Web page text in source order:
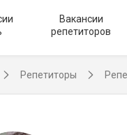
Вакансии
репетиторов
Репетиторы